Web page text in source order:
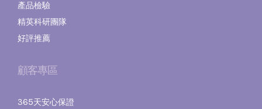
產品檢驗
精英科研團隊
好評推薦
顧客專區
365天安心保證